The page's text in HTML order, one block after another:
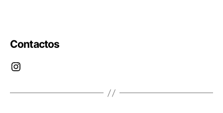
Contactos
Instagram